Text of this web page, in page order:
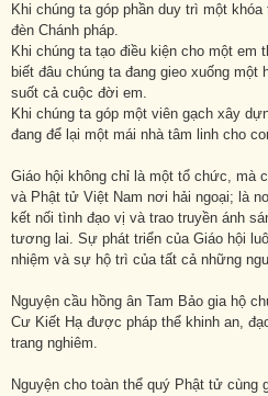
Khi chúng ta góp phần duy trì một
đèn Chánh pháp.
Khi chúng ta tạo điều kiện cho một em
biết đâu chúng ta đang gieo xuống một
suốt cả cuộc đời em.
Khi chúng ta góp một viên gạch xây
đang để lại một mái nhà tâm linh cho
Giáo hội không chỉ là một tổ chức, mà
và Phật tử Việt Nam nơi hải ngoại; là
kết nối tình đạo vị và trao truyền ánh
tương lai. Sự phát triển của Giáo hội
nhiệm và sự hộ trì của tất cả những
Nguyện cầu hồng ân Tam Bảo gia hộ
Cư Kiết Hạ được pháp thể khinh an,
trang nghiêm.
Nguyện cho toàn thể quý Phật tử cùng